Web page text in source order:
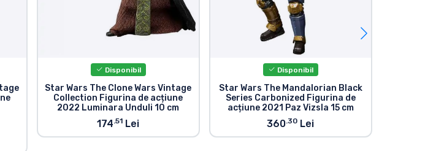
Disponibil
Star Wars The Clone Wars Vintage
Collection Figurina de acțiune
2022 Luminara Unduli 10 cm
174.51 Lei
Disponibil
Star Wars The Mandalorian Black
Series Carbonized Figurina de
acțiune 2021 Paz Vizsla 15 cm
360.30 Lei